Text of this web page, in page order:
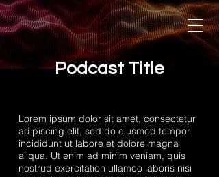
Podcast Title
Lorem ipsum dolor sit amet, consectetur
adipiscing elit, sed do eiusmod tempor
incididunt ut labore et dolore magna
aliqua. Ut enim ad minim veniam, quis
nostrud exercitation ullamco laboris nisi